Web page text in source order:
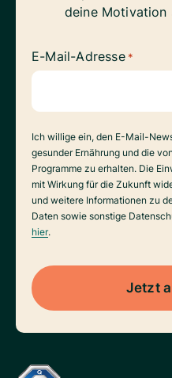
deine Motivation
E-Mail-Adresse *
Datenverarbeitung
Ich willige ein, den E-Mail-
gesunder Ernährung und die
Programme zu erhalten. Die
mit Wirkung für die Zukunft
und weitere Informationen zu
Daten sowie sonstige
hier.
Jetzt